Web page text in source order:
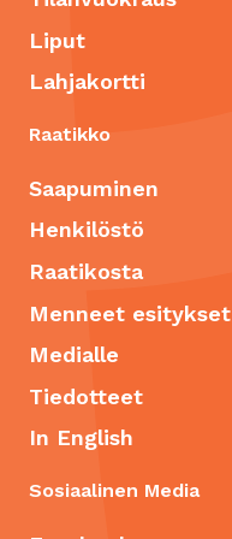
Liput
Lahjakortti
Raatikko
Saapuminen
Henkilöstö
Raatikosta
Menneet esitykset
Medialle
Tiedotteet
In English
Sosiaalinen Media